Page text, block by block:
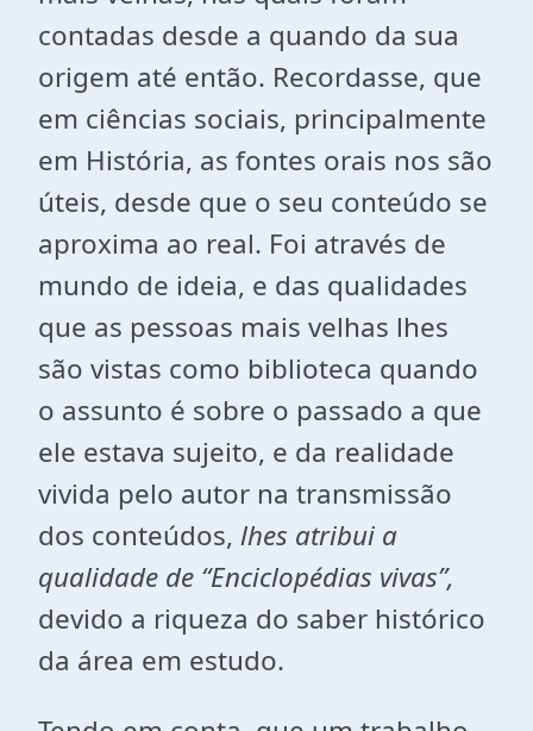
contadas desde a quando da sua
origem até então. Recordasse, que
em ciências sociais, principalmente
em História, as fontes orais nos são
úteis, desde que o seu conteúdo se
aproxima ao real. Foi através de
mundo de ideia, e das qualidades
que as pessoas mais velhas lhes
são vistas como biblioteca quando
o assunto é sobre o passado a que
ele estava sujeito, e da realidade
vivida pelo autor na transmissão
dos conteúdos, lhes atribui a
qualidade de “Enciclopédias vivas”,
devido a riqueza do saber histórico
da área em estudo.